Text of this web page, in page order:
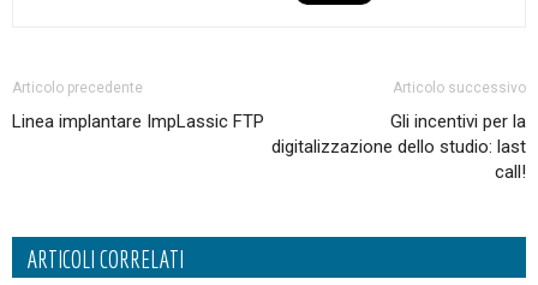
Articolo precedente
Linea implantare ImpLassic FTP
Articolo successivo
Gli incentivi per la
digitalizzazione dello studio: last
call!
ARTICOLI CORRELATI